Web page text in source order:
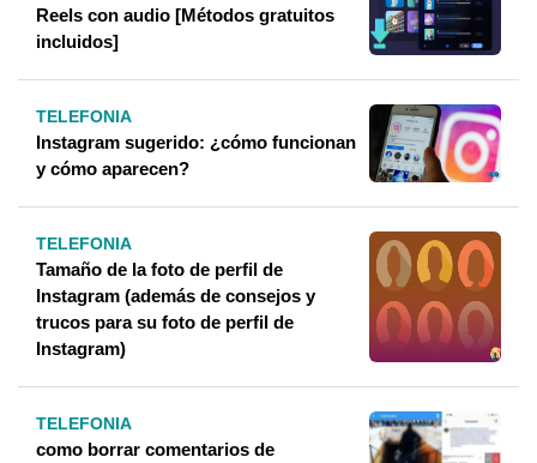
Reels con audio [Métodos gratuitos
incluidos]
TELEFONIA
Instagram sugerido: ¿cómo funcionan
y cómo aparecen?
TELEFONIA
Tamaño de la foto de perfil de
Instagram (además de consejos y
trucos para su foto de perfil de
Instagram)
TELEFONIA
como borrar comentarios de